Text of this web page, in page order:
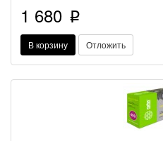
1 680 p
В корзину Отложить